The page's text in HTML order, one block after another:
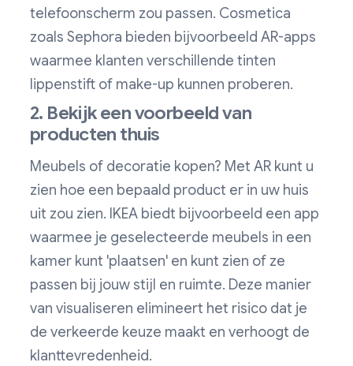
telefoonscherm zou passen. Cosmetica
zoals Sephora bieden bijvoorbeeld AR-apps
waarmee klanten verschillende tinten
lippenstift of make-up kunnen proberen.
2. Bekijk een voorbeeld van
producten thuis
Meubels of decoratie kopen? Met AR kunt u
zien hoe een bepaald product er in uw huis
uit zou zien. IKEA biedt bijvoorbeeld een app
waarmee je geselecteerde meubels in een
kamer kunt 'plaatsen' en kunt zien of ze
passen bij jouw stijl en ruimte. Deze manier
van visualiseren elimineert het risico dat je
de verkeerde keuze maakt en verhoogt de
klanttevredenheid.